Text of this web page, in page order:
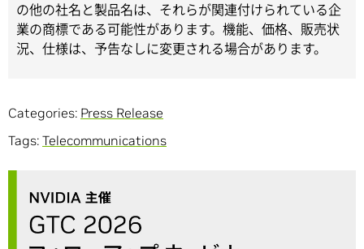
の他の社名と製品名は、それらが関連付けられている企
業の商標である可能性があります。機能、価格、販売状
況、仕様は、予告なしに変更される場合があります。
Categories: Press Release
Tags: Telecommunications